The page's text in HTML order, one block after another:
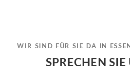
WIR SIND FÜR SIE DA IN
SPRECHEN